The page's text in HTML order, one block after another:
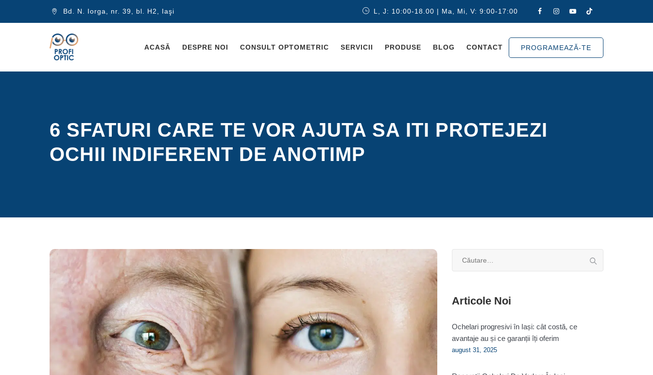
Bd. N. Iorga, nr. 39, bl. H2, Iaşi L, J: 10:00-18.00 | Ma, Mi, V: 9:00-17:00
PROGRAMEAZĂ-TE
ACASĂ DESPRE NOI CONSULT OPTOMETRIC SERVICII PRODUSE BLOG CONTACT
6 SFATURI CARE TE VOR AJUTA SA ITI PROTEJEZI
OCHII INDIFERENT DE ANOTIMP
Articole Noi
Ochelari progresivi în Iași: cât costă, ce
avantaje au și ce garanții îți oferim
august 31, 2025